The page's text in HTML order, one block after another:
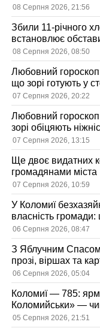
08 Серпня 2026, 21:56
Збили 11-річного
встановлює
08 Серпня 2026, 08:50
Любовний
що зорі готують у
07 Серпня 2026, 20:22
Любовний гороскоп
зорі обіцяють
07 Серпня 2026, 13:15
Ще двоє видатних
громадянами міста
07 Серпня 2026, 10:59
У Коломиї
власність
06 Серпня 2026, 08:47
З Яблучним Спасом
прозі, віршах та
06 Серпня 2026, 05:04
Коломиї — 785:
Коломийськи» —
05 Серпня 2026, 21:51